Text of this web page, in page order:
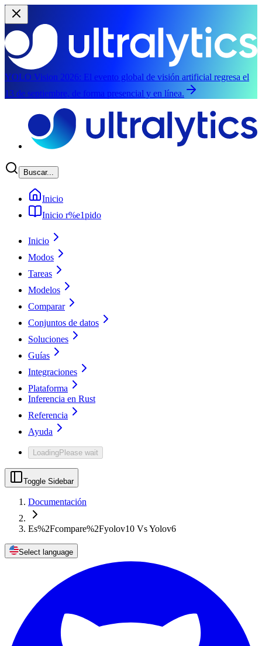
YOLO Vision 2026: El evento global de visión artificial regresa el
13 de septiembre, de forma presencial y en línea.
Buscar...
Inicio
Inicio r%e1pido
Inicio
Modos
Tareas
Modelos
Comparar
Conjuntos de datos
Soluciones
Guías
Integraciones
Plataforma
Inferencia en Rust
Referencia
Ayuda
LoadingPlease wait
Toggle Sidebar
Documentación
Es%2Fcompare%2Fyolov10 Vs Yolov6
Select language